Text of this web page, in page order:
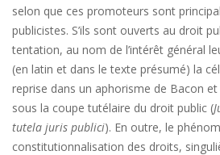
selon que ces promoteurs sont
publicistes. S’ils sont ouverts au droit
tentation, au nom de l’intérêt général
(en latin et dans le texte présumé) la
reprise dans un aphorisme de Bacon
sous la coupe tutélaire du droit public (
tutela juris publici). En outre, le
constitutionnalisation des droits,